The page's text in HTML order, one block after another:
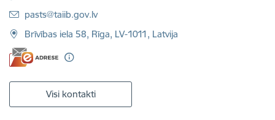
E-pasts:
pasts@taiib.gov.lv
Brīvības iela 58, Rīga, LV-1011, Latvija
Visi kontakti